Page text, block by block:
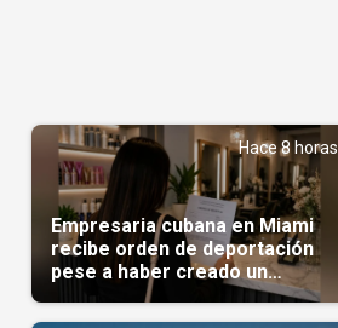
Hace 8 horas
Empresaria cubana en Miami
recibe orden de deportación
pese a haber creado un